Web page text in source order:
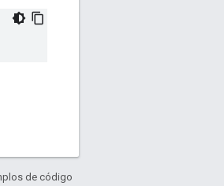
de código